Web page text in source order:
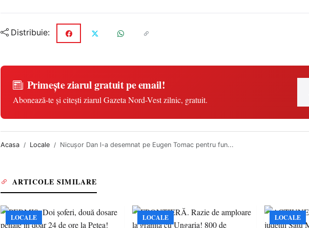
Distribuie:
Primește ziarul gratuit pe email!
Abonează-te și citești ziarul Gazeta Nord-Vest zilnic, gratuit.
Acasa Locale Nicușor Dan l-a desemnat pe Eugen Tomac pentru fun...
ARTICOLE SIMILARE
LOCALE LOCALE LOCALE